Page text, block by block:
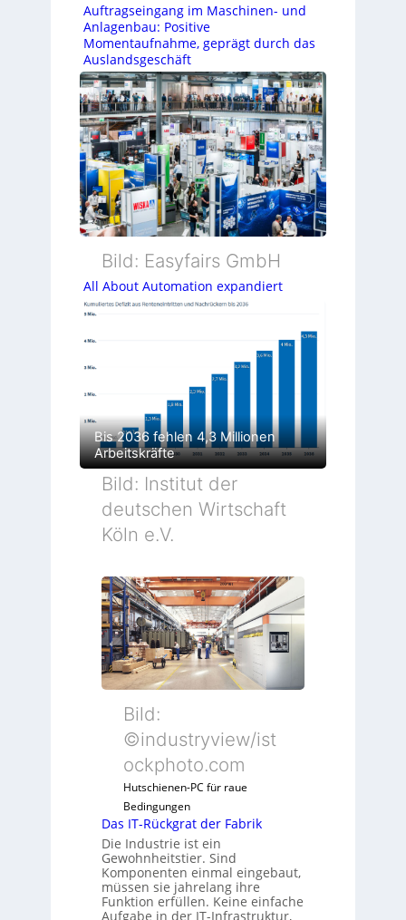
Auftragseingang im Maschinen- und
Anlagenbau: Positive
Momentaufnahme, geprägt durch das
Auslandsgeschäft
Bild: Easyfairs GmbH
All About Automation expandiert
Bis 2036 fehlen 4,3 Millionen
Arbeitskräfte
Bild: Institut der
deutschen Wirtschaft
Köln e.V.
Bild:
©industryview/ist
ockphoto.com
Hutschienen-PC für raue
Bedingungen
Das IT-Rückgrat der Fabrik
Die Industrie ist ein
Gewohnheitstier. Sind
Komponenten einmal eingebaut,
müssen sie jahrelang ihre
Funktion erfüllen. Keine einfache
Aufgabe in der IT-Infrastruktur,